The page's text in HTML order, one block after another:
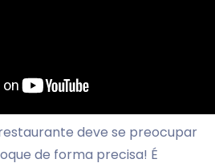
deve se preocupar
de forma precisa! É